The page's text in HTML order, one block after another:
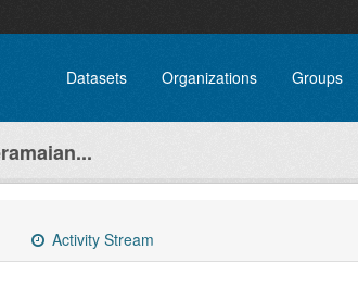
Datasets Organizations Groups
Activity Stream